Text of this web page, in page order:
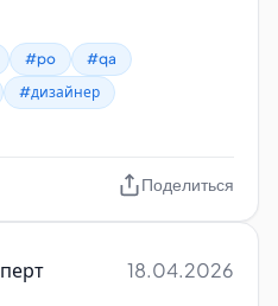
общаться с командой
есть проблема, мы
мы
достигнуть...»
процессы работы в
и транслирует команде
функции
#po
#qa
#дизайнер
Поделиться
18.04.2026